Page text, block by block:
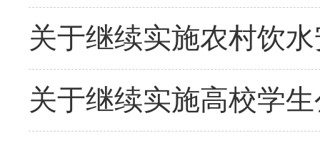
关于继续实施农村饮
关于继续实施高校学